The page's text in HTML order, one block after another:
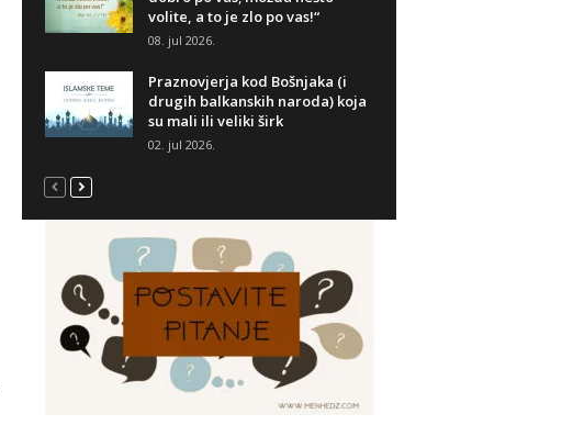
volite, a to je zlo po vas!“
08. jul 2026.
Praznovjerja kod Bošnjaka (i
drugih balkanskih naroda) koja
su mali ili veliki širk
02. jul 2026.